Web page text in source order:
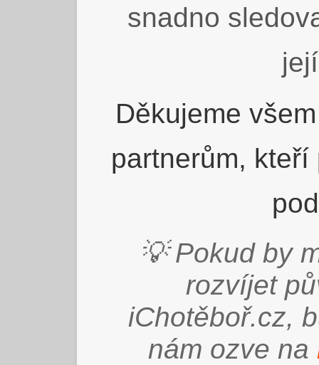
snadno
Děkujeme
partnerům,
💡 Pokud by
rozvíjet
iChotěboř.cz,
nám ozve na